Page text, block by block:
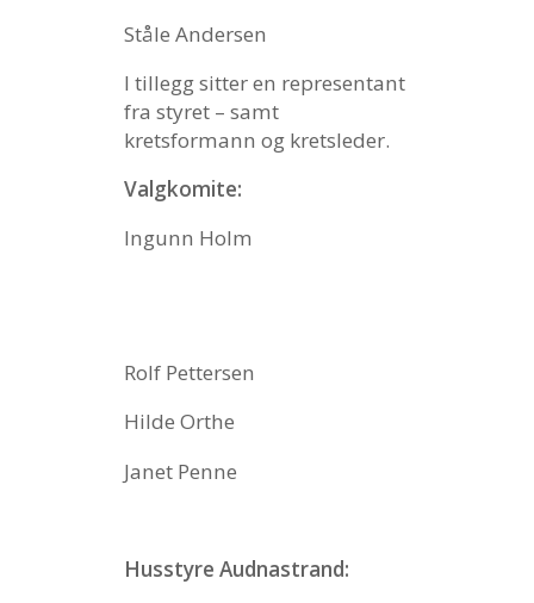
Ståle Andersen
I tillegg sitter en representant
fra styret – samt
kretsformann og kretsleder.
Valgkomite:
Ingunn Holm
Rolf Pettersen
Hilde Orthe
Janet Penne
Husstyre Audnastrand: